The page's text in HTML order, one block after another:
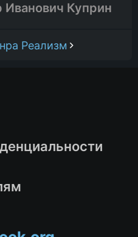
Иванович Куприн
Реализм